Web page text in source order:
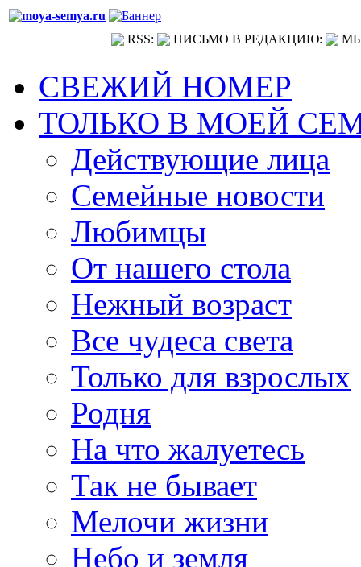
RSS: ПИСЬМО В РЕДАКЦИЮ:
СВЕЖИЙ НОМЕР
ТОЛЬКО В МОЕЙ
Действующие лица
Семейные новости
Любимцы
От нашего стола
Нежный возраст
Все чудеса света
Только для взрослых
Родня
На что жалуетесь
Так не бывает
Мелочи жизни
Небо и земля